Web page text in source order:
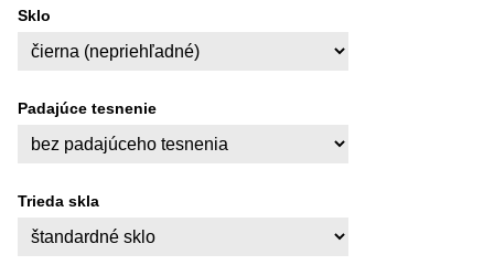
Sklo
Padajúce tesnenie
Trieda skla